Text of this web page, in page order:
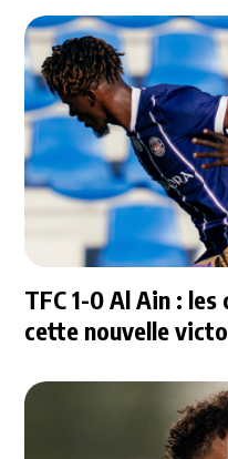
TFC 1-0 Al Ain :
cette nouvelle